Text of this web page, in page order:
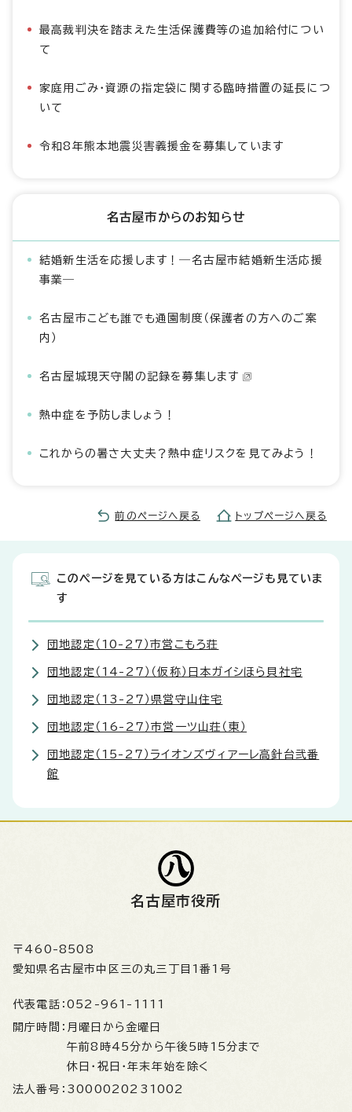
最高裁判決を踏まえた生活保護費等の追加給付につい
て
家庭用ごみ・資源の指定袋に関する臨時措置の延長につ
いて
令和8年熊本地震災害義援金を募集しています
名古屋市からのお知らせ
結婚新生活を応援します！―名古屋市結婚新生活応援
事業―
名古屋市こども誰でも通園制度（保護者の方へのご案
内）
名古屋城現天守閣の記録を募集します
熱中症を予防しましょう！
これからの暑さ大丈夫？熱中症リスクを見てみよう！
前のページへ戻る トップページへ戻る
このページを見ている方はこんなページも見ていま
す
団地認定（10-27）市営こもろ荘
団地認定（14-27）（仮称）日本ガイシほら貝社宅
団地認定（13-27）県営守山住宅
団地認定（16-27）市営一ツ山荘（東）
団地認定（15-27）ライオンズヴィアーレ高針台弐番
館
名古屋市役所
〒460-8508
愛知県名古屋市中区三の丸三丁目1番1号
代表電話： 052-961-1111
開庁時間： 月曜日から金曜日
午前8時45分から午後5時15分まで
休日・祝日・年末年始を除く
法人番号： 3000020231002